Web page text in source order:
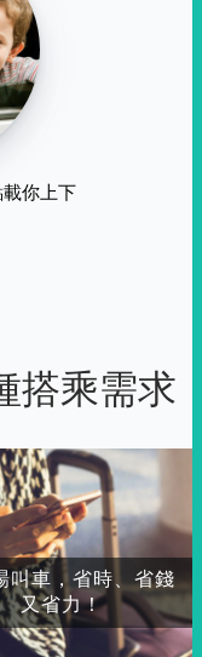
你上下
搭乘需求
叫車，省時、省錢
又省力！